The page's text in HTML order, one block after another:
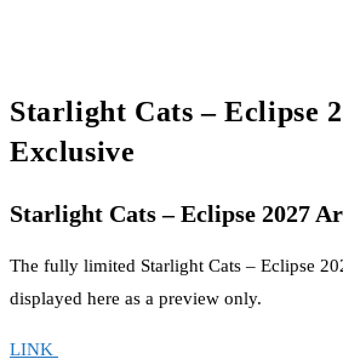
Starlight Cats – Eclipse
Exclusive
Starlight Cats – Eclipse 2027
The fully limited Starlight Cats – Eclipse
displayed here as a preview only.
LINK